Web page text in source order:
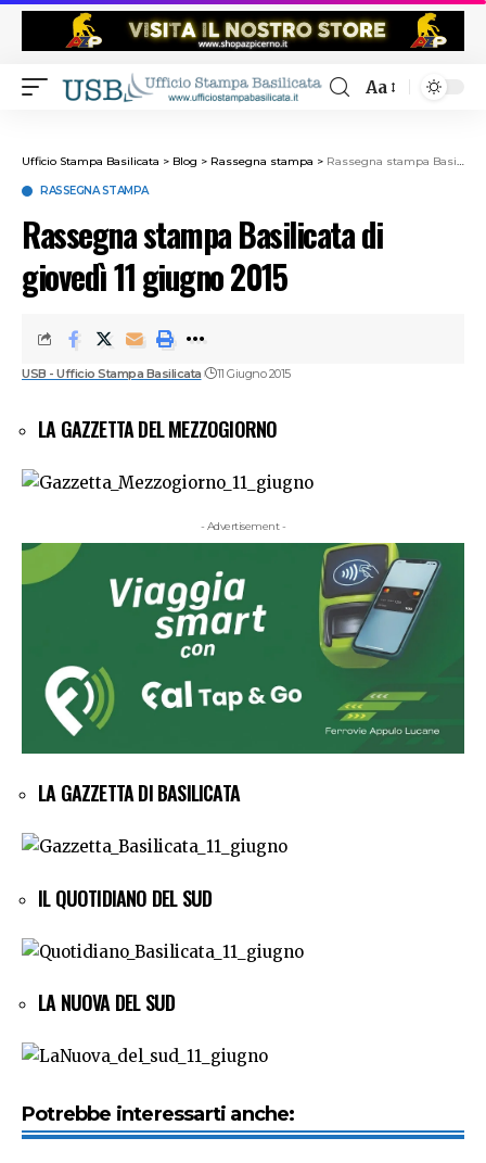
Aa
Ufficio Stampa Basilicata > Blog > Rassegna stampa > Rassegna stampa Basilicata di giovedì 11 giugno 2015
RASSEGNA STAMPA
Rassegna stampa Basilicata di
giovedì 11 giugno 2015
USB - Ufficio Stampa Basilicata 11 Giugno 2015
LA GAZZETTA DEL MEZZOGIORNO
- Advertisement -
LA GAZZETTA DI BASILICATA
IL QUOTIDIANO DEL SUD
LA NUOVA DEL SUD
Potrebbe interessarti anche: